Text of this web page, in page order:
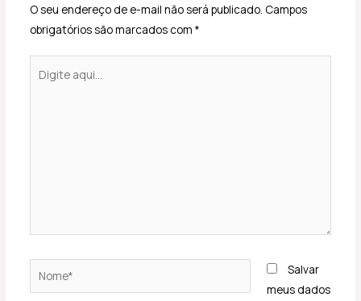
O seu endereço de e-mail não será publicado. Campos
obrigatórios são marcados com *
aqui...
Nome*
Salvar
meus dados